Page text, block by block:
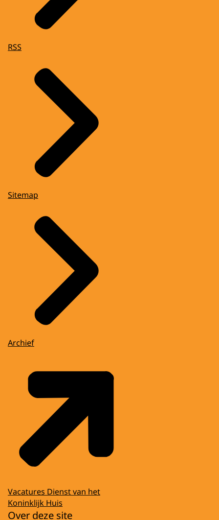
RSS
Sitemap
Archief
Vacatures Dienst van het
Koninklijk Huis
Over deze site